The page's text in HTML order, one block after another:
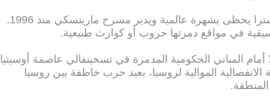
وفاليري غيرغييف قائد أوركسترا يحظى بشهرة عالمية ويدير مسرح مارينسكي منذ 1996.
في مواقع دمرتها حروب أو كوارث طبيعية.
فرقته في 2008 حفلا أمام المباني الحكومية المدمرة قي تسخينفالي عاصمة أوسيتيا
الانفصالية الموالية لروسيا، بعيد حرب خاطفة بين روسيا